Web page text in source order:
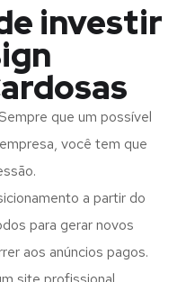
investir
que um possível
você tem que
a partir do
para gerar novos
aos anúncios pagos.